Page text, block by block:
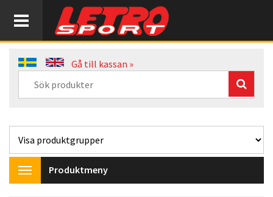
Gå till kassan »
Toggle
navigation
Produktmeny